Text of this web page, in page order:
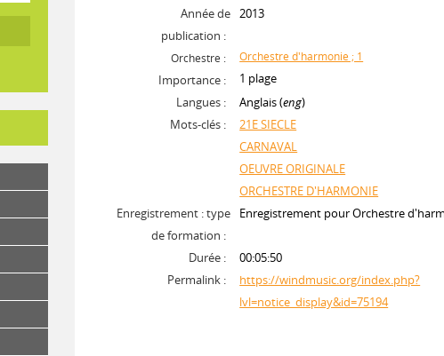
Année de
publication :
2013
Orchestre : Orchestre d'harmonie ; 1
Importance :
1 plage
Langues :
Anglais (eng)
Mots-clés :
21E SIECLE
CARNAVAL
OEUVRE ORIGINALE
ORCHESTRE D'HARMONIE
Enregistrement : type
de formation :
Enregistrement pour Orchestre
Durée :
00:05:50
Permalink :
https://windmusic.org/index.php?
lvl=notice_display&id=75194